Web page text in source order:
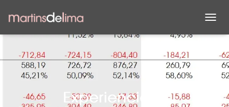
A
Experiencias